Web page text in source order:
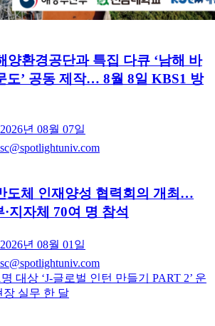
양환경공단과 특집 다큐 ‘남해 바
도’ 공동 제작… 8월 8일 KBS1 방
2026년 08월 07일
도체 인재양성 협력회의 개최…
·지자체 70여 명 참석
2026년 08월 01일